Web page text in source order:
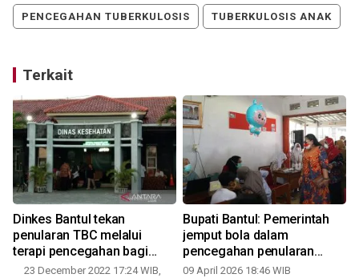
PENCEGAHAN TUBERKULOSIS TUBERKULOSIS ANAK
Terkait
Dinkes Bantul tekan
penularan TBC melalui
terapi pencegahan bagi
kontak erat
23 December 2022 17:24 WIB,
Bupati Bantul: Pemerintah
jemput bola dalam
pencegahan penularan
tuberkulosis
09 April 2026 18:46 WIB